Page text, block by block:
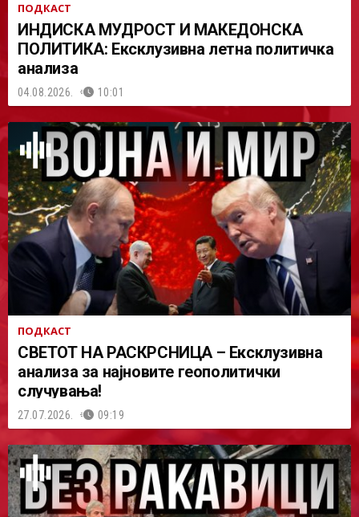
ПОДКАСТ
ИНДИСКА МУДРОСТ И МАКЕДОНСКА
ПОЛИТИКА: Ексклузивна летна политичка
анализа
04.08.2026. 10:01
ПОДКАСТ
СВЕТОТ НА РАСКРСНИЦА – Ексклузивна
анализа за најновите геополитички
случувања!
27.07.2026. 09:19